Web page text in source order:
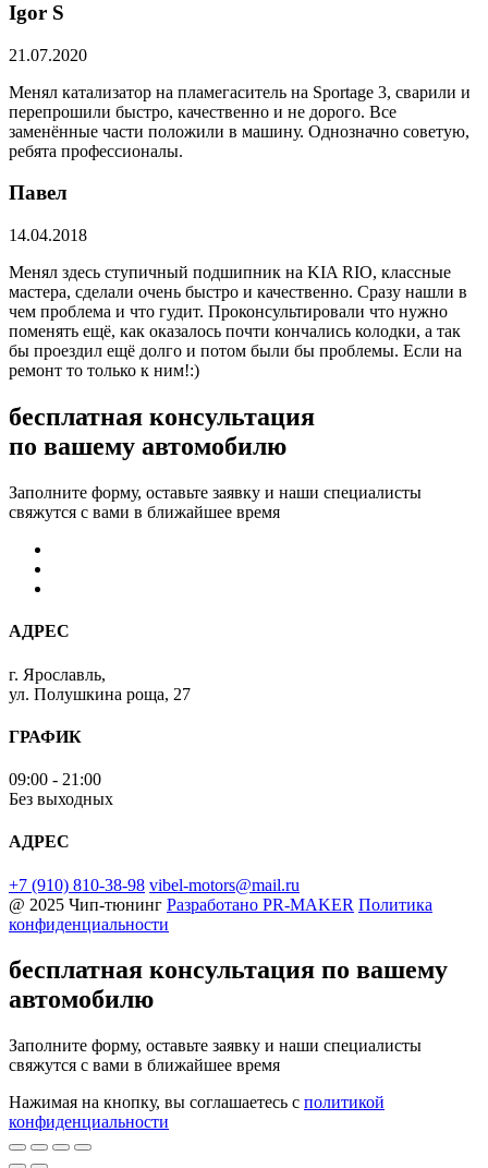
​Igor S
21.07.2020
Менял катализатор на пламегаситель на Sportage 3, сварили и
перепрошили быстро, качественно и не дорого. Все
заменённые части положили в машину. Однозначно советую,
ребята профессионалы.
Павел
14.04.2018
Менял здесь ступичный подшипник на KIA RIO, классные
мастера, сделали очень быстро и качественно. Сразу нашли в
чем проблема и что гудит. Проконсультировали что нужно
поменять ещё, как оказалось почти кончались колодки, а так
бы проездил ещё долго и потом были бы проблемы. Если на
ремонт то только к ним!:)
бесплатная консультация
по вашему автомобилю
Заполните форму, оставьте заявку и наши специалисты
свяжутся с вами в ближайшее время
АДРЕС
г. Ярославль,
ул. Полушкина роща, 27
ГРАФИК
09:00 - 21:00
Без выходных
АДРЕС
+7 (910) 810-38-98 vibel-motors@mail.ru
@ 2025 Чип-тюнинг Разработано PR-MAKER Политика
конфиденциальности
бесплатная консультация по вашему
автомобилю
Заполните форму, оставьте заявку и наши специалисты
свяжутся с вами в ближайшее время
Нажимая на кнопку, вы соглашаетесь с политикой
конфиденциальности